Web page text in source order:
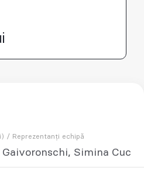
/ Reprezentanți echipă
Gaivoronschi, Simina Cuc